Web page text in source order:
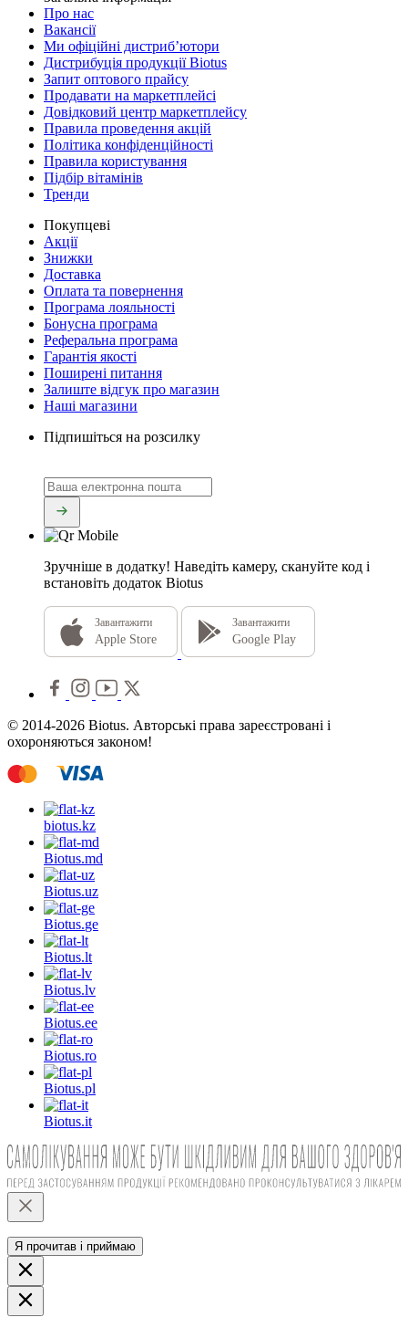
Про нас
Вакансії
Ми офіційні дистриб’ютори
Дистрибуція продукції Biotus
Запит оптового прайсу
Продавати на маркетплейсі
Довідковий центр маркетплейсу
Правила проведення акцій
Політика конфіденційності
Правила користування
Підбір вітамінів
Тренди
Покупцеві
Акції
Знижки
Доставка
Оплата та повернення
Програма лояльності
Бонусна програма
Реферальна програма
Гарантія якості
Поширені питання
Залиште відгук про магазин
Наші магазини
Підпишіться на розсилку
Зручніше в додатку! Наведіть камеру, скануйте код і
встановіть додаток Biotus
Завантажити
Apple Store
Завантажити
Google Play
© 2014-2026 Biotus. Авторські права зареєстровані і
охороняються законом!
biotus.kz
Biotus.md
Biotus.uz
Biotus.ge
Biotus.lt
Biotus.lv
Biotus.ee
Biotus.ro
Biotus.pl
Biotus.it
Я прочитав і приймаю